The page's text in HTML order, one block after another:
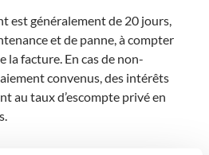
est généralement de 20 jours,
et de panne, à compter
la facture. En cas de non-
convenus, des intérêts
au taux d’escompte privé en